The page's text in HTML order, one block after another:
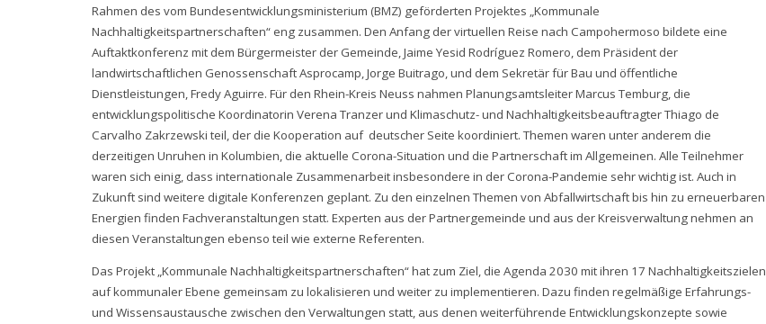
Rahmen des vom Bundesentwicklungsministerium (BMZ) geförderten Projektes „Kommunale
Nachhaltigkeitspartnerschaften“ eng zusammen. Den Anfang der virtuellen Reise nach Campohermoso bildete eine
Auftaktkonferenz mit dem Bürgermeister der Gemeinde, Jaime Yesid Rodríguez Romero, dem Präsident der
landwirtschaftlichen Genossenschaft Asprocamp, Jorge Buitrago, und dem Sekretär für Bau und öffentliche
Dienstleistungen, Fredy Aguirre. Für den Rhein-Kreis Neuss nahmen Planungsamtsleiter Marcus Temburg, die
entwicklungspolitische Koordinatorin Verena Tranzer und Klimaschutz- und Nachhaltigkeitsbeauftragter Thiago de
Carvalho Zakrzewski teil, der die Kooperation auf deutscher Seite koordiniert. Themen waren unter anderem die
derzeitigen Unruhen in Kolumbien, die aktuelle Corona-Situation und die Partnerschaft im Allgemeinen. Alle Teilnehmer
waren sich einig, dass internationale Zusammenarbeit insbesondere in der Corona-Pandemie sehr wichtig ist. Auch in
Zukunft sind weitere digitale Konferenzen geplant. Zu den einzelnen Themen von Abfallwirtschaft bis hin zu erneuerbaren
Energien finden Fachveranstaltungen statt. Experten aus der Partnergemeinde und aus der Kreisverwaltung nehmen an
diesen Veranstaltungen ebenso teil wie externe Referenten.
Das Projekt „Kommunale Nachhaltigkeitspartnerschaften“ hat zum Ziel, die Agenda 2030 mit ihren 17 Nachhaltigkeitszielen
auf kommunaler Ebene gemeinsam zu lokalisieren und weiter zu implementieren. Dazu finden regelmäßige Erfahrungs-
und Wissensaustausche zwischen den Verwaltungen statt, aus denen weiterführende Entwicklungskonzepte sowie